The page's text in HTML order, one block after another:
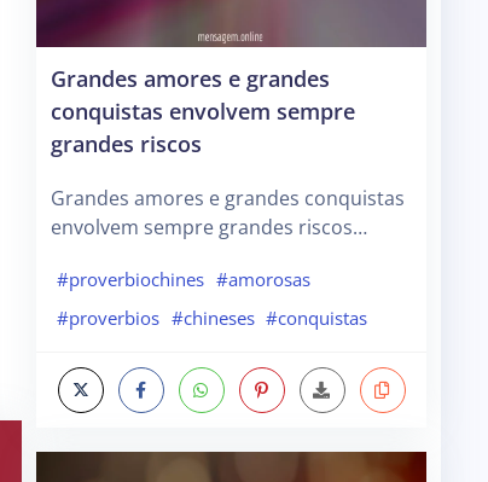
Grandes amores e grandes
conquistas envolvem sempre
grandes riscos
Grandes amores e grandes conquistas
envolvem sempre grandes riscos…
#proverbiochines #amorosas
#proverbios #chineses #conquistas